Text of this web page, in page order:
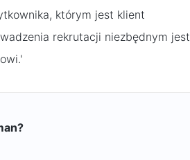
którym jest klient
rekrutacji niezbędnym jest